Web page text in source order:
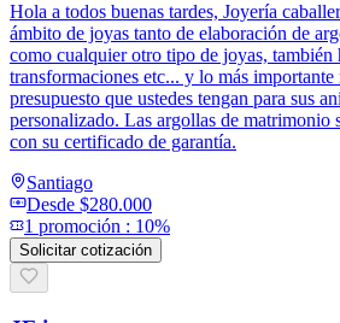
Hola a todos buenas tardes, Joyería
ámbito de joyas tanto de elaboración de
como cualquier otro tipo de joyas, también
transformaciones etc... y lo más importante
presupuesto que ustedes tengan para sus
personalizado. Las argollas de matrimonio
con su certificado de garantía.
Santiago
Desde $280.000
1 promoción : 10%
Solicitar cotización